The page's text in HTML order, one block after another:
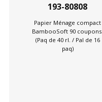
193-80808
Papier Ménage compact
BambooSoft 90 coupons.
(Paq de 40 rl. / Pal de 16
paq)